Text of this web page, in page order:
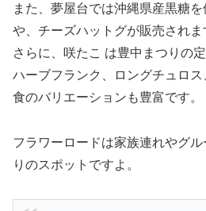
また、夢屋台では沖縄県産黒糖
や、チーズハットグが販売されま
さらに、咲たこ は豊中まつりの
ハーブフランク、ロングチュロ
食のバリエーションも豊富です。
フラワーロードは家族連れやグ
りのスポットですよ。